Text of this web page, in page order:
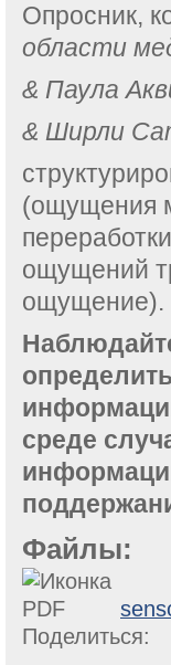
Опросник,
области
& Паула
& Ширли
(ощущения
ощущений
ощущение).
среде
Файлы:
Поделиться: